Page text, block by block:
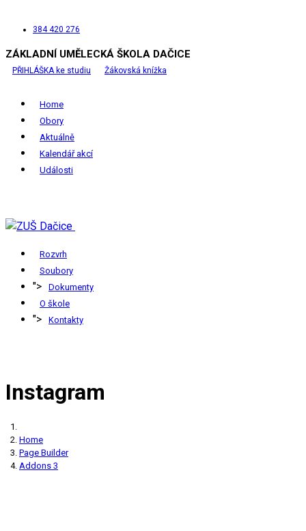
384 420 276
ZÁKLADNÍ UMĚLECKÁ ŠKOLA DAČICE
PŘIHLÁŠKA ke studiu Žákovská knížka
Home
Obory
Aktuálně
Kalendář akcí
Události
Rozvrh
Soubory
">
Dokumenty
O škole
"> Kontakty
Instagram
Home
Page Builder
Addons 3